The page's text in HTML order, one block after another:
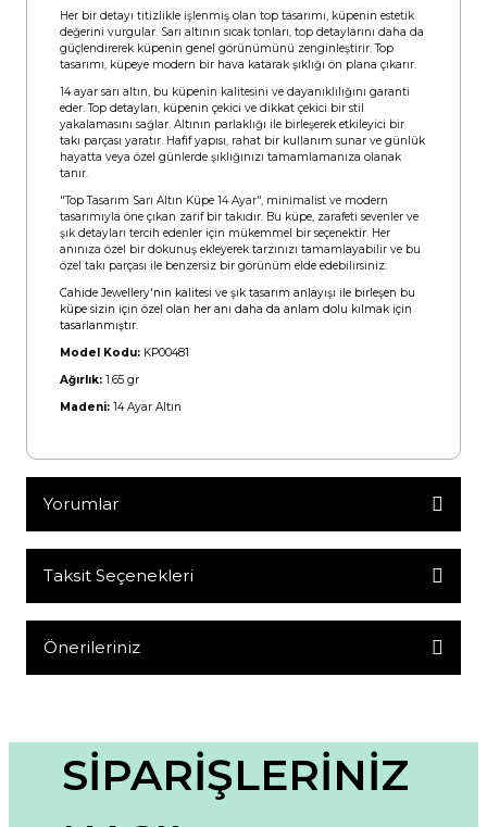
Her bir detayı titizlikle işlenmiş olan top tasarımı, küpenin estetik
değerini vurgular. Sarı altının sıcak tonları, top detaylarını daha da
güçlendirerek küpenin genel görünümünü zenginleştirir. Top
tasarımı, küpeye modern bir hava katarak şıklığı ön plana çıkarır.
14 ayar sarı altın, bu küpenin kalitesini ve dayanıklılığını garanti
eder. Top detayları, küpenin çekici ve dikkat çekici bir stil
yakalamasını sağlar. Altının parlaklığı ile birleşerek etkileyici bir
takı parçası yaratır. Hafif yapısı, rahat bir kullanım sunar ve günlük
hayatta veya özel günlerde şıklığınızı tamamlamanıza olanak
tanır.
"Top Tasarım Sarı Altın Küpe 14 Ayar", minimalist ve modern
tasarımıyla öne çıkan zarif bir takıdır. Bu küpe, zarafeti sevenler ve
şık detayları tercih edenler için mükemmel bir seçenektir. Her
anınıza özel bir dokunuş ekleyerek tarzınızı tamamlayabilir ve bu
özel takı parçası ile benzersiz bir görünüm elde edebilirsiniz.
Cahide Jewellery'nin kalitesi ve şık tasarım anlayışı ile birleşen bu
küpe sizin için özel olan her anı daha da anlam dolu kılmak için
tasarlanmıştır.
Model Kodu: KP00481
Ağırlık: 1.65 gr
Madeni: 14 Ayar Altın
Yorumlar
Bu ürüne ilk yorumu siz yapın!
Taksit Seçenekleri
Önerileriniz
Görüş ve önerileriniz için teşekkür ederiz.
Ürün resmi kalitesiz, bozuk veya görüntülenemiyor.
SİPARİŞLERİNİZ